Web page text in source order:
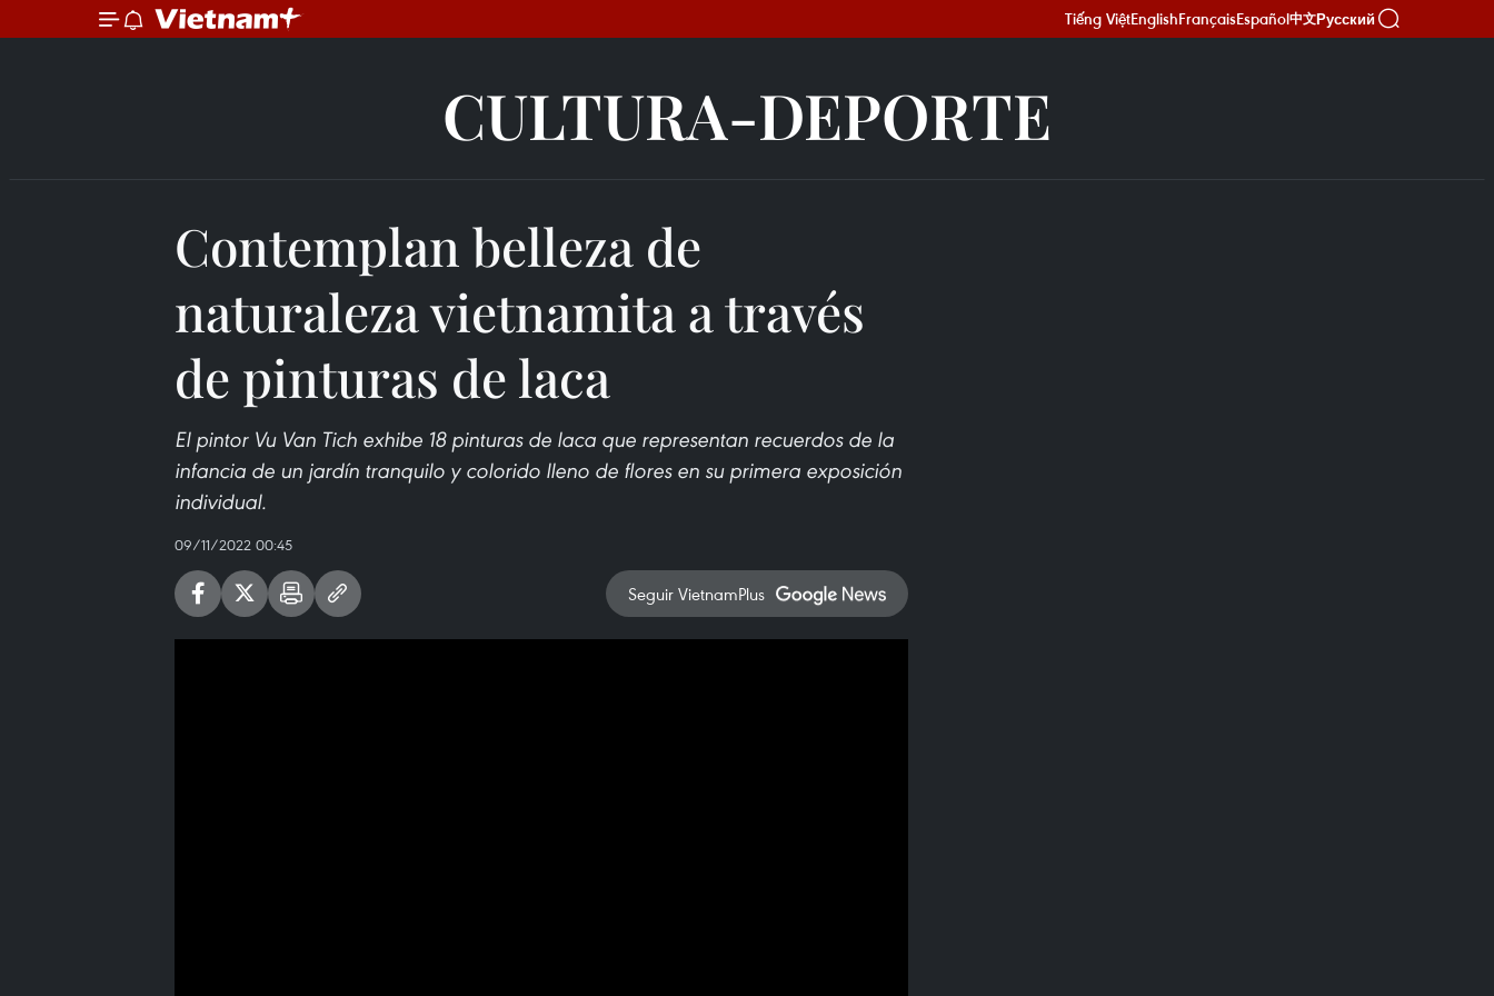
Tiếng ViệtEnglishFrançaisEspañol中文Русский
CULTURA-DEPORTE
Contemplan belleza de
naturaleza vietnamita a través
de pinturas de laca
El pintor Vu Van Tich exhibe 18 pinturas de laca que representan recuerdos de la
infancia de un jardín tranquilo y colorido lleno de flores en su primera exposición
individual.
09/11/2022 00:45
Seguir VietnamPlus